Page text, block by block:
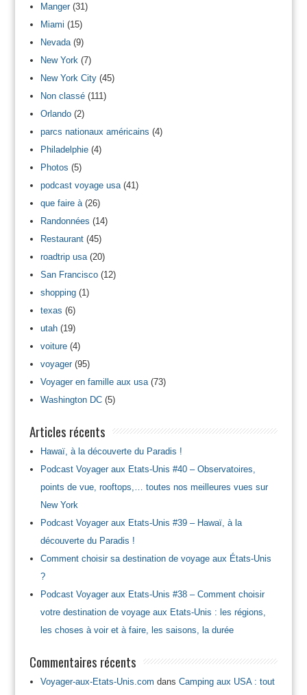
Manger(31)
Miami (15)
Nevada(9)
New York (7)
New York City(45)
Non classé(111)
Orlando(2)
parcs nationaux américains (4)
Philadelphie(4)
Photos (5)
podcast voyage usa(41)
que faire à(26)
Randonnées (14)
Restaurant(45)
roadtrip usa(20)
San Francisco(12)
shopping(1)
texas (6)
utah(19)
voiture(4)
voyager(95)
Voyager en famille aux usa(73)
Washington DC(5)
Articles récents
Hawaï, à la découverte du Paradis !
Podcast Voyager aux Etats-Unis #40 – Observatoires,
points de vue, rooftops,… toutes nos meilleures vues sur
New York
Podcast Voyager aux Etats-Unis #39 – Hawaï, à la
découverte du Paradis !
Comment choisir sa destination de voyage aux États-Unis
?
Podcast Voyager aux Etats-Unis #38 – Comment choisir
votre destination de voyage aux Etats-Unis : les régions,
les choses à voir et à faire, les saisons, la durée
Commentaires récents
Voyager-aux-Etats-Unis.com dans Camping aux USA : tout